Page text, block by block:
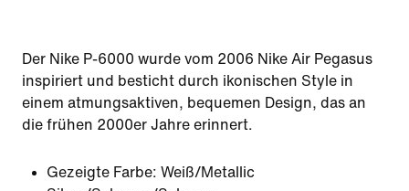
Der Nike P-6000 wurde vom 2006 Nike Air Pegasus
inspiriert und besticht durch ikonischen Style in
einem atmungsaktiven, bequemen Design, das an
die frühen 2000er Jahre erinnert.
Gezeigte Farbe: Weiß/Metallic